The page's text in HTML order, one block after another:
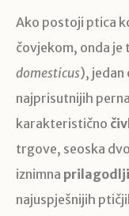
Ako postoji ptica
čovjekom, onda je
domesticus), jedan
najprisutnijih
karakteristično
trgove, seoska
iznimna
najuspješnijih